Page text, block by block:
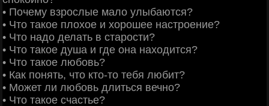
• Почему взрослые мало улыбаются?
• Что такое плохое и хорошее настроение?
• Что надо делать в старости?
• Что такое душа и где она находится?
• Что такое любовь?
• Как понять, что кто-то тебя любит?
• Может ли любовь длиться вечно?
• Что такое счастье?